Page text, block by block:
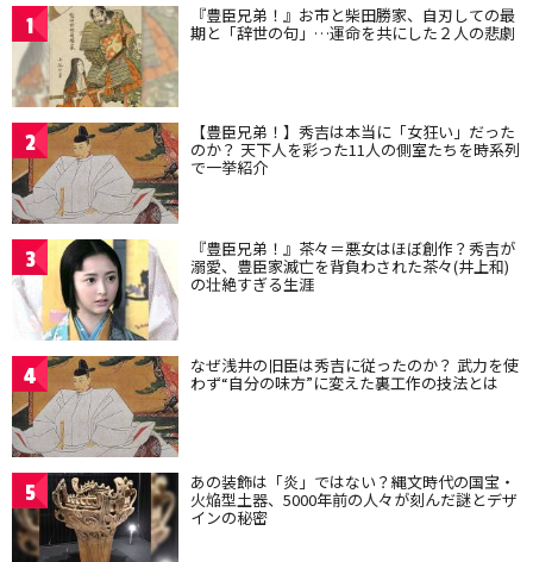
1 『豊臣兄弟！』お市と柴田勝家、自刃しての最
期と「辞世の句」…運命を共にした２人の悲劇
2 【豊臣兄弟！】秀吉は本当に「女狂い」だった
のか？ 天下人を彩った11人の側室たちを時系列
で一挙紹介
3 『豊臣兄弟！』茶々＝悪女はほぼ創作？秀吉が
溺愛、豊臣家滅亡を背負わされた茶々(井上和)
の壮絶すぎる生涯
4 なぜ浅井の旧臣は秀吉に従ったのか？ 武力を使
わず“自分の味方”に変えた裏工作の技法とは
5 あの装飾は「炎」ではない？縄文時代の国宝・
火焔型土器、5000年前の人々が刻んだ謎とデザ
インの秘密